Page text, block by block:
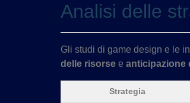
Analisi delle
Gli studi di game design e le
delle risorse e anticipazione
Strategia